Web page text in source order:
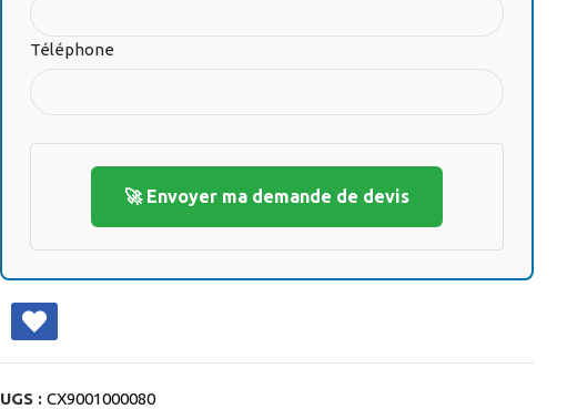
Téléphone
🚀 Envoyer ma demande de devis
UGS : CX9001000080